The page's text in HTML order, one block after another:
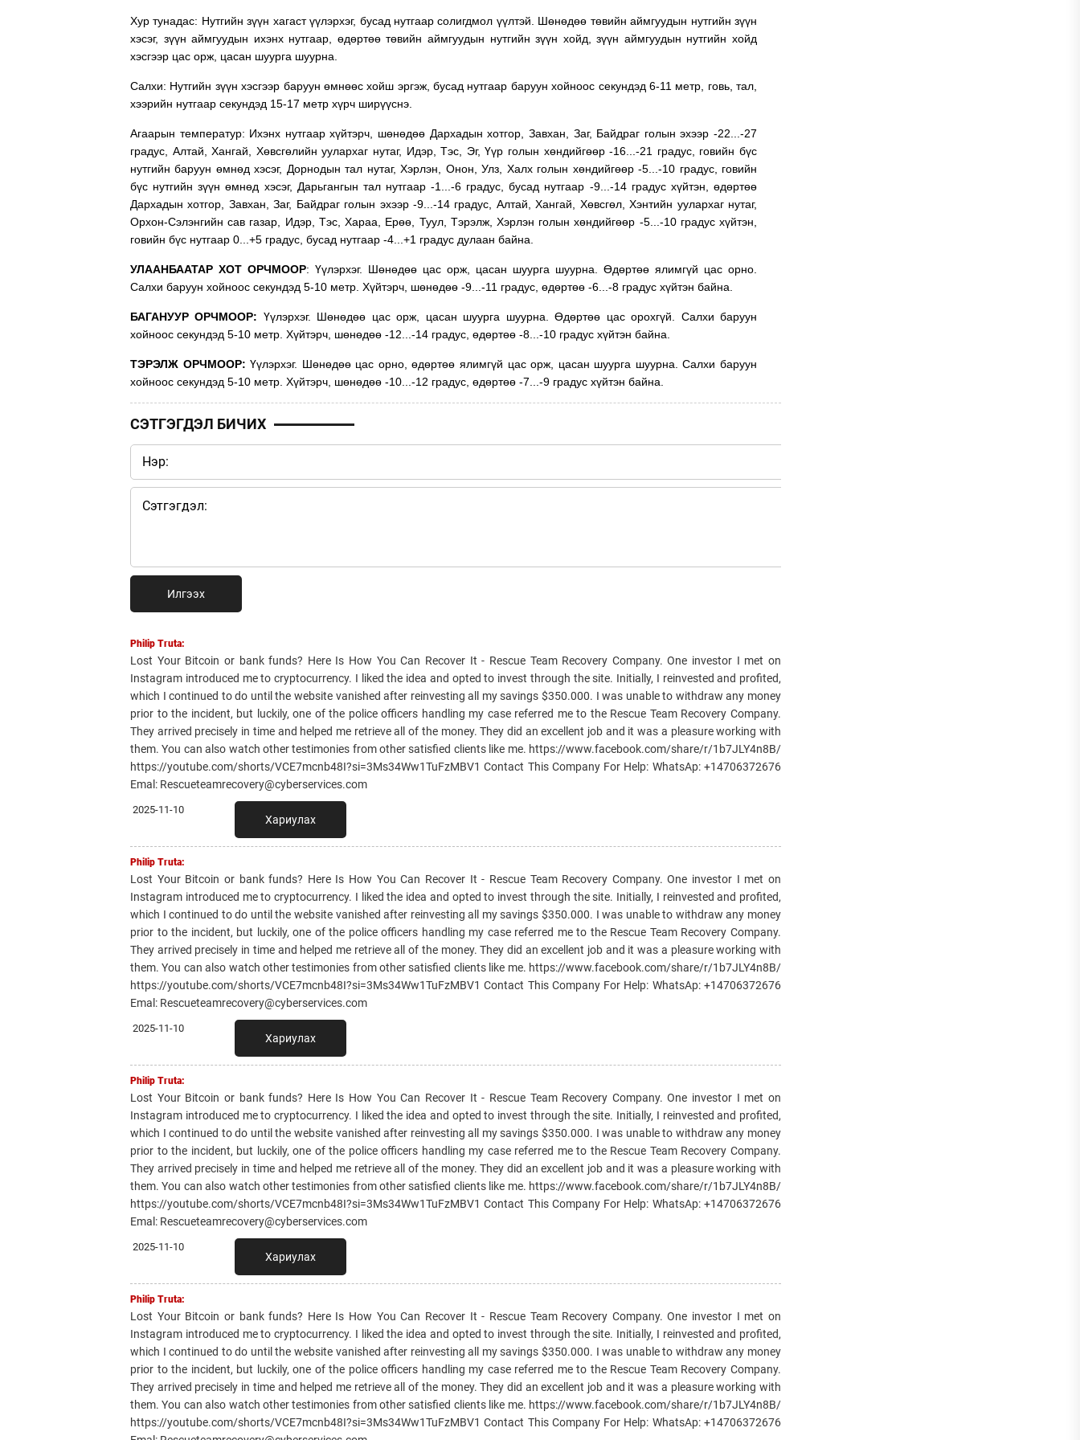
Хур тунадас: Нутгийн зүүн хагаст үүлэрхэг, бусад нутгаар солигдмол үүлтэй. Шөнөдөө төвийн аймгуудын нутгийн зүүн
хэсэг, зүүн аймгуудын ихэнх нутгаар, өдөртөө төвийн аймгуудын нутгийн зүүн хойд, зүүн аймгуудын нутгийн хойд
хэсгээр цас орж, цасан шуурга шуурна.
Салхи: Нутгийн зүүн хэсгээр баруун өмнөөс хойш эргэж, бусад нутгаар баруун хойноос секундэд 6-11 метр, говь, тал,
хээрийн нутгаар секундэд 15-17 метр хүрч ширүүснэ.
Агаарын температур: Ихэнх нутгаар хүйтэрч, шөнөдөө Дархадын хотгор, Завхан, Заг, Байдраг голын эхээр -22...-27
градус, Алтай, Хангай, Хөвсгөлийн уулархаг нутаг, Идэр, Тэс, Эг, Үүр голын хөндийгөөр -16...-21 градус, говийн бүс
нутгийн баруун өмнөд хэсэг, Дорнодын тал нутаг, Хэрлэн, Онон, Улз, Халх голын хөндийгөөр -5...-10 градус, говийн
бүс нутгийн зүүн өмнөд хэсэг, Дарьгангын тал нутгаар -1...-6 градус, бусад нутгаар -9...-14 градус хүйтэн, өдөртөө
Дархадын хотгор, Завхан, Заг, Байдраг голын эхээр -9...-14 градус, Алтай, Хангай, Хөвсгөл, Хэнтийн уулархаг нутаг,
Орхон-Сэлэнгийн сав газар, Идэр, Тэс, Хараа, Ерөө, Туул, Тэрэлж, Хэрлэн голын хөндийгөөр -5...-10 градус хүйтэн,
говийн бүс нутгаар 0...+5 градус, бусад нутгаар -4...+1 градус дулаан байна.
УЛААНБААТАР ХОТ ОРЧМООР: Үүлэрхэг. Шөнөдөө цас орж, цасан шуурга шуурна. Өдөртөө ялимгүй цас орно.
Салхи баруун хойноос секундэд 5-10 метр. Хүйтэрч, шөнөдөө -9...-11 градус, өдөртөө -6...-8 градус хүйтэн байна.
БАГАНУУР ОРЧМООР: Үүлэрхэг. Шөнөдөө цас орж, цасан шуурга шуурна. Өдөртөө цас орохгүй. Салхи баруун
хойноос секундэд 5-10 метр. Хүйтэрч, шөнөдөө -12...-14 градус, өдөртөө -8...-10 градус хүйтэн байна.
ТЭРЭЛЖ ОРЧМООР: Үүлэрхэг. Шөнөдөө цас орно, өдөртөө ялимгүй цас орж, цасан шуурга шуурна. Салхи баруун
хойноос секундэд 5-10 метр. Хүйтэрч, шөнөдөө -10...-12 градус, өдөртөө -7...-9 градус хүйтэн байна.
СЭТГЭГДЭЛ БИЧИХ
Илгээх
Philip Truta:
Lost Your Bitcoin or bank funds? Here Is How You Can Recover It - Rescue Team Recovery Company. One investor I met on
Instagram introduced me to cryptocurrency. I liked the idea and opted to invest through the site. Initially, I reinvested and profited,
which I continued to do until the website vanished after reinvesting all my savings $350.000. I was unable to withdraw any money
prior to the incident, but luckily, one of the police officers handling my case referred me to the Rescue Team Recovery Company.
They arrived precisely in time and helped me retrieve all of the money. They did an excellent job and it was a pleasure working with
them. You can also watch other testimonies from other satisfied clients like me. https://www.facebook.com/share/r/1b7JLY4n8B/
https://youtube.com/shorts/VCE7mcnb48I?si=3Ms34Ww1TuFzMBV1 Contact This Company For Help: WhatsAp: +14706372676
Emal: Rescueteamrecovery@cyberservices.com
2025-11-10
Хариулах
Philip Truta:
Lost Your Bitcoin or bank funds? Here Is How You Can Recover It - Rescue Team Recovery Company. One investor I met on
Instagram introduced me to cryptocurrency. I liked the idea and opted to invest through the site. Initially, I reinvested and profited,
which I continued to do until the website vanished after reinvesting all my savings $350.000. I was unable to withdraw any money
prior to the incident, but luckily, one of the police officers handling my case referred me to the Rescue Team Recovery Company.
They arrived precisely in time and helped me retrieve all of the money. They did an excellent job and it was a pleasure working with
them. You can also watch other testimonies from other satisfied clients like me. https://www.facebook.com/share/r/1b7JLY4n8B/
https://youtube.com/shorts/VCE7mcnb48I?si=3Ms34Ww1TuFzMBV1 Contact This Company For Help: WhatsAp: +14706372676
Emal: Rescueteamrecovery@cyberservices.com
2025-11-10
Хариулах
Philip Truta:
Lost Your Bitcoin or bank funds? Here Is How You Can Recover It - Rescue Team Recovery Company. One investor I met on
Instagram introduced me to cryptocurrency. I liked the idea and opted to invest through the site. Initially, I reinvested and profited,
which I continued to do until the website vanished after reinvesting all my savings $350.000. I was unable to withdraw any money
prior to the incident, but luckily, one of the police officers handling my case referred me to the Rescue Team Recovery Company.
They arrived precisely in time and helped me retrieve all of the money. They did an excellent job and it was a pleasure working with
them. You can also watch other testimonies from other satisfied clients like me. https://www.facebook.com/share/r/1b7JLY4n8B/
https://youtube.com/shorts/VCE7mcnb48I?si=3Ms34Ww1TuFzMBV1 Contact This Company For Help: WhatsAp: +14706372676
Emal: Rescueteamrecovery@cyberservices.com
2025-11-10
Хариулах
Philip Truta:
Lost Your Bitcoin or bank funds? Here Is How You Can Recover It - Rescue Team Recovery Company. One investor I met on
Instagram introduced me to cryptocurrency. I liked the idea and opted to invest through the site. Initially, I reinvested and profited,
which I continued to do until the website vanished after reinvesting all my savings $350.000. I was unable to withdraw any money
prior to the incident, but luckily, one of the police officers handling my case referred me to the Rescue Team Recovery Company.
They arrived precisely in time and helped me retrieve all of the money. They did an excellent job and it was a pleasure working with
them. You can also watch other testimonies from other satisfied clients like me. https://www.facebook.com/share/r/1b7JLY4n8B/
https://youtube.com/shorts/VCE7mcnb48I?si=3Ms34Ww1TuFzMBV1 Contact This Company For Help: WhatsAp: +14706372676